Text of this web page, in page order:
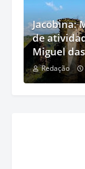
Jacobina:
de
Miguel
Redação